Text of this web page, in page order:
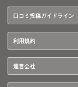
口コミ投稿ガイドライン
利用規約
運営会社